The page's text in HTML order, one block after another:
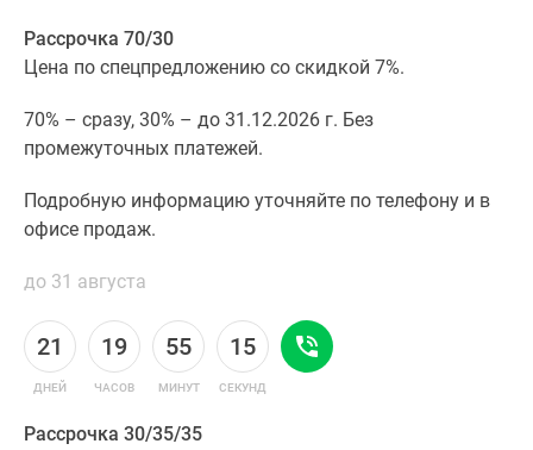
Рассрочка 70/30
Цена по спецпредложению со скидкой 7%.
70% – сразу, 30% – до 31.12.2026 г. Без
промежуточных платежей.
Подробную информацию уточняйте по телефону и в
офисе продаж.
до 31 августа
21
ДНЕЙ
19
ЧАСОВ
55
МИНУТ
14
СЕКУНД
Рассрочка 30/35/35